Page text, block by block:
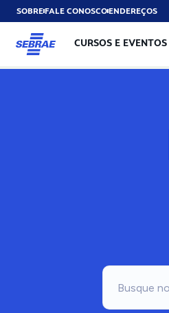
SOBREFALE CONOSCOENDEREÇOS
CURSOS E EVENTOS